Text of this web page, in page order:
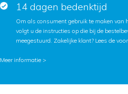
14 dagen bedenktijd
Om als consument gebruik te maken van
volgt u de instructies op die bij de
meegestuurd. Zakelijke klant? Lees de
Meer informatie >